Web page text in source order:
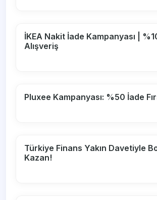
İKEA Nakit İade Kampanyası |
Alışveriş
Pluxee Kampanyası: %50 İade
Türkiye Finans Yakın Davetiyle
Kazan!